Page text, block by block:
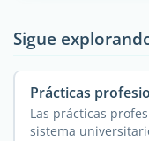
Sigue
Prácticas
Las prácticas
sistema